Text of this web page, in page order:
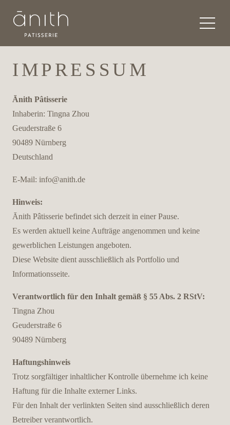
IMPRESSUM
Ānith Pâtisserie
Inhaberin: Tingna Zhou
Geuderstraße 6
90489 Nürnberg
Deutschland
E-Mail: info@anith.de
Hinweis:
Ānith Pâtisserie befindet sich derzeit in einer Pause.
Es werden aktuell keine Aufträge angenommen und keine
gewerblichen Leistungen angeboten.
Diese Website dient ausschließlich als Portfolio und
Informationsseite.
Verantwortlich für den Inhalt gemäß § 55 Abs. 2 RStV:
Tingna Zhou
Geuderstraße 6
90489 Nürnberg
Haftungshinweis
Trotz sorgfältiger inhaltlicher Kontrolle übernehme ich keine
Haftung für die Inhalte externer Links.
Für den Inhalt der verlinkten Seiten sind ausschließlich deren
Betreiber verantwortlich.